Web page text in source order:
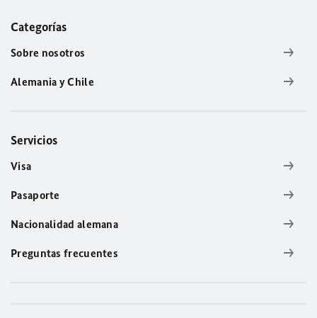
Categorías
Sobre nosotros
Alemania y Chile
Servicios
Visa
Pasaporte
Nacionalidad alemana
Preguntas frecuentes